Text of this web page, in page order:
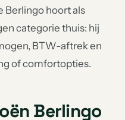
Berlingo hoort als
categorie thuis: hij
BTW-aftrek en
of comfortopties.
Berlingo